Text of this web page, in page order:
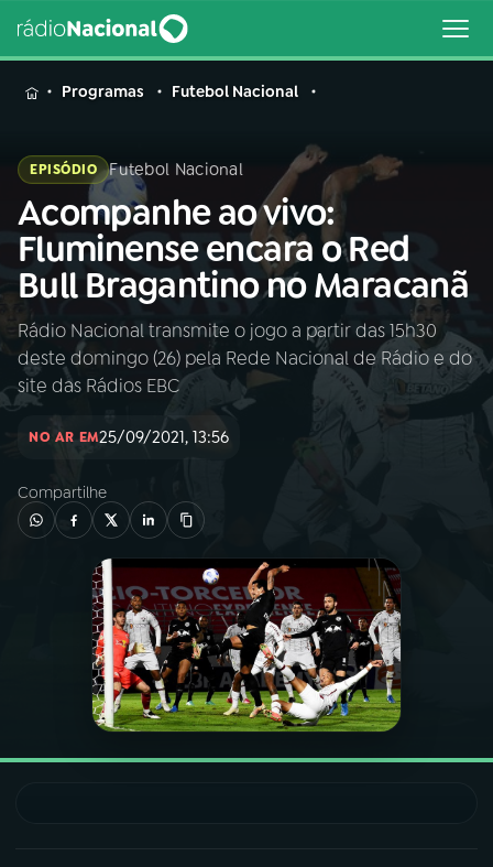
MENU
Buscar
na
Rádio
Nacional
Buscar
AO VIVO
PROGRAMAS
PODCASTS
06VIDEOCASTS
Programas Futebol Nacional
EPISÓDIO Futebol Nacional
Acompanhe ao vivo:
Fluminense encara o Red
Bull Bragantino no Maracanã
Rádio Nacional transmite o jogo a partir das 15h30
deste domingo (26) pela Rede Nacional de Rádio e do
site das Rádios EBC
NO AR EM25/09/2021, 13:56
Compartilhe